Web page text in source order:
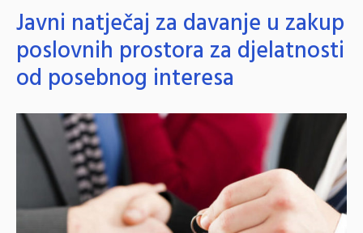
Javni natječaj za davanje u zakup
poslovnih prostora za djelatnosti
od posebnog interesa